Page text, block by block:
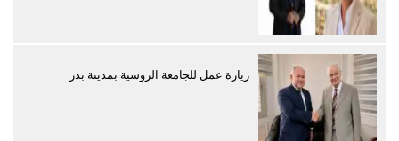
زيارة عمل للجامعة الروسية بمدينة بدر